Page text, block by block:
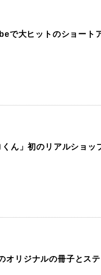
で大ヒットのショート
ん」初のリアルショッ
リジナルの冊子とス